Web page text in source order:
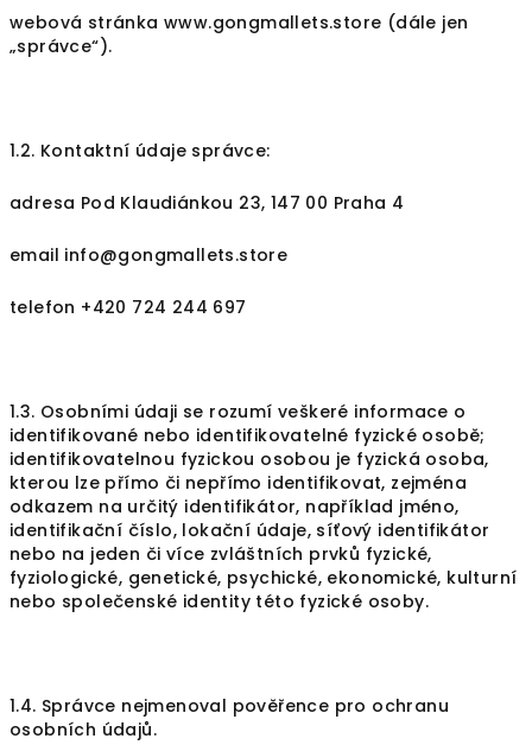
webová stránka www.gongmallets.store (dále jen
„správce“).
1.2. Kontaktní údaje správce:
adresa Pod Klaudiánkou 23, 147 00 Praha 4
email info@gongmallets.store
telefon +420 724 244 697
1.3. Osobními údaji se rozumí veškeré informace o
identifikované nebo identifikovatelné fyzické osobě;
identifikovatelnou fyzickou osobou je fyzická osoba,
kterou lze přímo či nepřímo identifikovat, zejména
odkazem na určitý identifikátor, například jméno,
identifikační číslo, lokační údaje, síťový identifikátor
nebo na jeden či více zvláštních prvků fyzické,
fyziologické, genetické, psychické, ekonomické, kulturní
nebo společenské identity této fyzické osoby.
1.4. Správce nejmenoval pověřence pro ochranu
osobních údajů.